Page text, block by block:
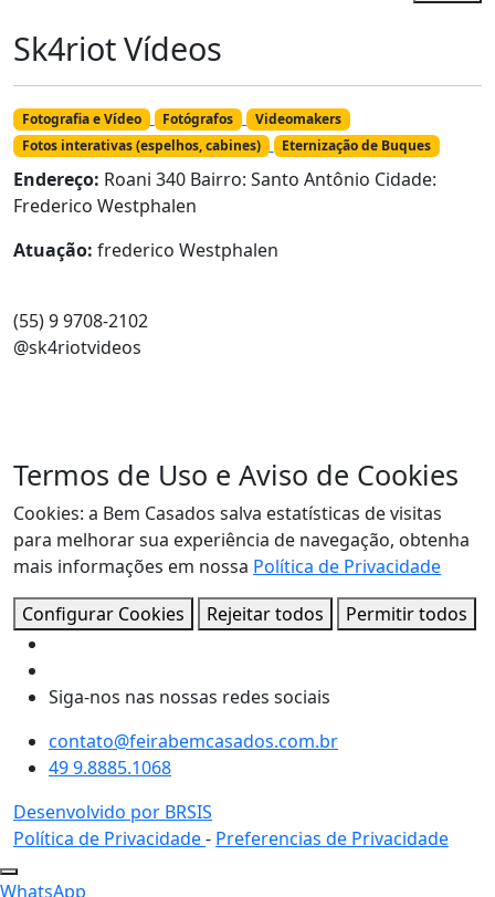
Sk4riot Vídeos
Fotografia e Vídeo Fotógrafos
Videomakers
Fotos interativas (espelhos, cabines)
Eternização de Buques
Endereço: Roani 340 Bairro: Santo Antônio Cidade:
Frederico Westphalen
Atuação: frederico Westphalen
(55) 9 9708-2102
@sk4riotvideos
Termos de Uso e Aviso de Cookies
Cookies: a Bem Casados salva estatísticas de visitas
para melhorar sua experiência de navegação, obtenha
mais informações em nossa Política de Privacidade
Configurar Cookies
Rejeitar todos Permitir todos
Siga-nos nas nossas redes sociais
contato@feirabemcasados.com.br
49 9.8885.1068
Desenvolvido por BRSIS
Política de Privacidade- Preferencias de Privacidade
WhatsApp